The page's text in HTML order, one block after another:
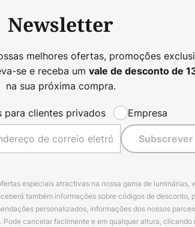
Newsletter
melhores ofertas, promoções
se e receba um vale de desconto de
na sua próxima compra.
para clientes privados Empresa
Subscrever
especiais atractivas na nossa gama de luminárias,
também informações sobre códigos de desconto,
personalizados, informações dos nossos
cancelar facilmente e em qualquer altura, clicando